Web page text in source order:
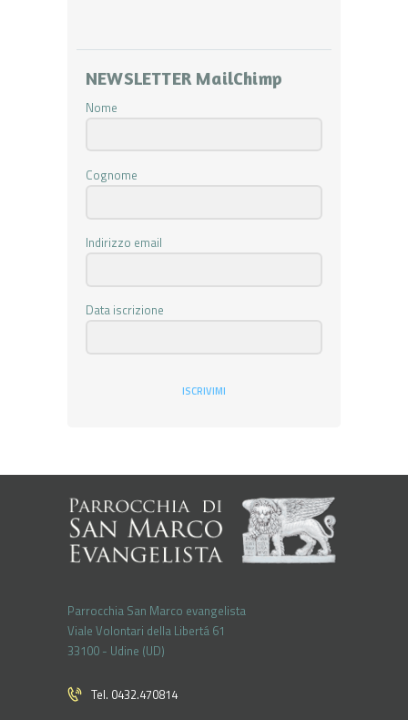
NEWSLETTER MailChimp
Nome
Cognome
Indirizzo email
Data iscrizione
ISCRIVIMI
Parrocchia San Marco evangelista
Viale Volontari della Libertá 61
33100 - Udine (UD)
Tel. 0432.470814